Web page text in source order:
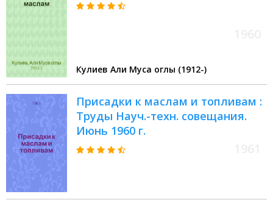
Кулиев Али Муса оглы (1912-)
Присадки к маслам и топливам :
Труды Науч.-техн. совещания.
Июнь 1960 г.